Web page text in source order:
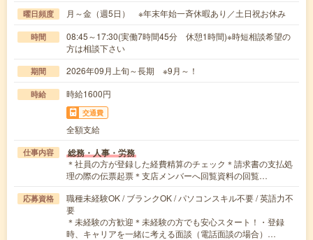
曜日頻度 月～金（週5日） ※年末年始一斉休暇あり／土日祝お休み
時間
08:45～17:30(実働7時間45分 休憩1時間)※時短相談希望の
方は相談下さい
期間 2026年09月上旬～長期 ※9月～！
時給 時給1600円
交通費
全額支給
仕事内容 総務・人事・労務
＊社員の方が登録した経費精算のチェック＊請求書の支払処
理の際の伝票起票＊支店メンバーへ回覧資料の回覧…
応募資格
職種未経験OK / ブランクOK / パソコンスキル不要 / 英語力不
要
＊未経験の方歓迎＊未経験の方でも安心スタート！・登録
時、キャリアを一緒に考える面談（電話面談の場合）…